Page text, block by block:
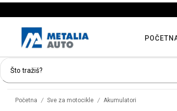
Početna / Sve za motocikle / Akumulatori